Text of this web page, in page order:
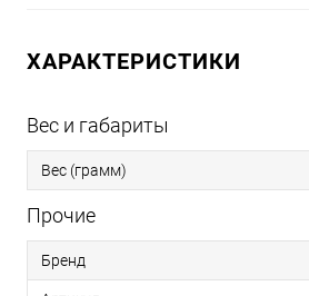
ХАРАКТЕРИСТИКИ
Вес и габариты
Вес (грамм)
Прочие
Бренд